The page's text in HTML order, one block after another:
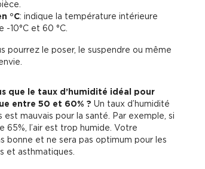
°C: indique la température intérieure
-10°C et 60 °C.
pourrez le poser, le suspendre ou même
que le taux d’humidité idéal pour
entre 50 et 60% ? Un taux d’humidité
mauvais pour la santé. Par exemple, si
65%, l’air est trop humide. Votre
bonne et ne sera pas optimum pour les
et asthmatiques.